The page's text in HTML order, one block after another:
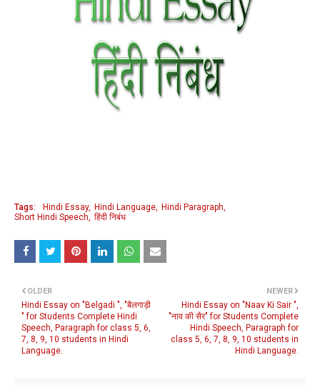
Tags: Hindi Essay Hindi Language
Hindi Paragraph
Short Hindi Speech
हिंदी निबंध
NEWER
Hindi Essay on "Naav Ki Sair ",
"नाव की सैर" for Students Complete
Hindi Speech, Paragraph for
class 5, 6, 7, 8, 9, 10 students in
Hindi Language.
OLDER
Hindi Essay on "Belgadi ", "बैलगाड़ी
" for Students Complete Hindi
Speech, Paragraph for class 5, 6,
7, 8, 9, 10 students in Hindi
Language.